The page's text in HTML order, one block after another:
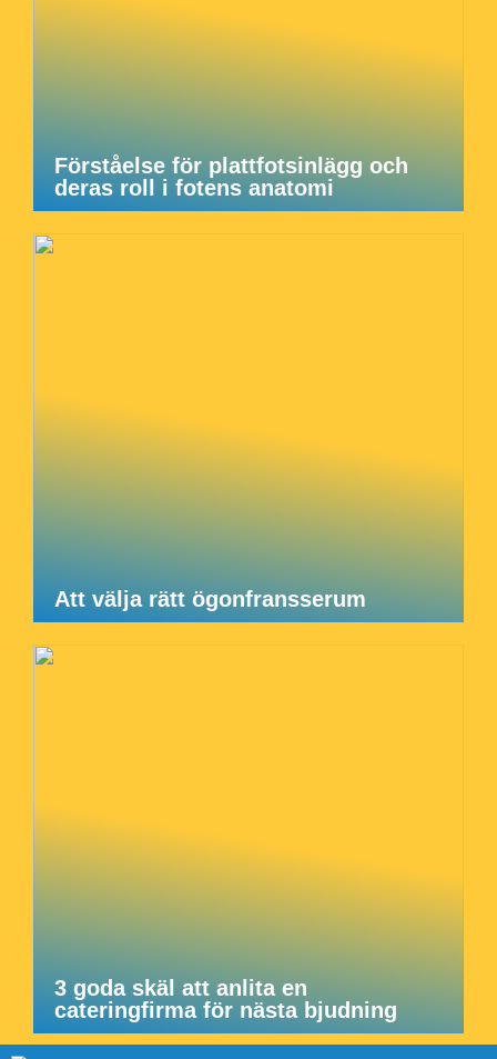
Förståelse för plattfotsinlägg och
deras roll i fotens anatomi
Att välja rätt ögonfransserum
3 goda skäl att anlita en
cateringfirma för nästa bjudning